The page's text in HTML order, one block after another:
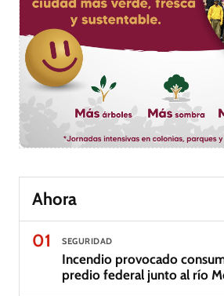
Ahora
01
SEGURIDAD
Incendio provocado
predio federal junto al río